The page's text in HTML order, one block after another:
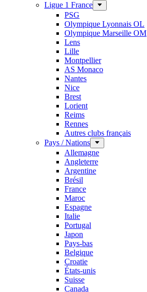
Ligue 1 France
PSG
Olympique Lyonnais OL
Olympique Marseille OM
Lens
Lille
Montpellier
AS Monaco
Nantes
Nice
Brest
Lorient
Reims
Rennes
Autres clubs français
Pays / Nations
Allemagne
Angleterre
Argentine
Brésil
France
Maroc
Espagne
Italie
Portugal
Japon
Pays-bas
Belgique
Croatie
États-unis
Suisse
Canada